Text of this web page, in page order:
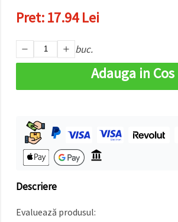
clic pe
"acceptati
să vă
indicați
preferințele
un tip de
pe butonul
"Salvați"
Аcceptati
toate!
Pret:17.94 Lei
buc.
Adauga in Cos
Descriere
Evaluează produsul: